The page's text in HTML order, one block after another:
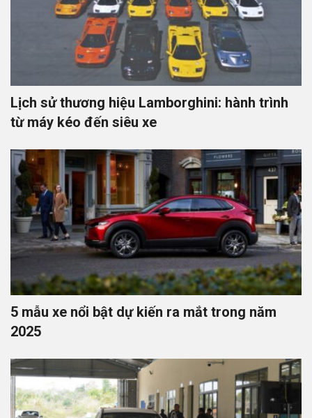
Lịch sử thương hiệu Lamborghini: hành trình
từ máy kéo đến siêu xe
5 mẫu xe nổi bật dự kiến ra mắt trong năm
2025